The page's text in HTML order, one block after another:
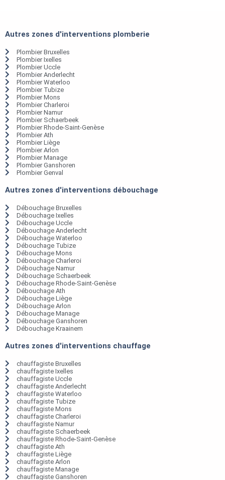
Autres zones d'interventions plomberie
Plombier Bruxelles
Plombier Ixelles
Plombier Uccle
Plombier Anderlecht
Plombier Waterloo
Plombier Tubize
Plombier Mons
Plombier Charleroi
Plombier Namur
Plombier Schaerbeek
Plombier Rhode-Saint-Genèse
Plombier Ath
Plombier Liège
Plombier Arlon
Plombier Manage
Plombier Ganshoren
Plombier Genval
Autres zones d'interventions débouchage
Débouchage Bruxelles
Débouchage Ixelles
Débouchage Uccle
Débouchage Anderlecht
Débouchage Waterloo
Débouchage Tubize
Débouchage Mons
Débouchage Charleroi
Débouchage Namur
Débouchage Schaerbeek
Débouchage Rhode-Saint-Genèse
Débouchage Ath
Débouchage Liège
Débouchage Arlon
Débouchage Manage
Débouchage Ganshoren
Débouchage Kraainem
Autres zones d'interventions chauffage
chauffagiste Bruxelles
chauffagiste Ixelles
chauffagiste Uccle
chauffagiste Anderlecht
chauffagiste Waterloo
chauffagiste Tubize
chauffagiste Mons
chauffagiste Charleroi
chauffagiste Namur
chauffagiste Schaerbeek
chauffagiste Rhode-Saint-Genèse
chauffagiste Ath
chauffagiste Liège
chauffagiste Arlon
chauffagiste Manage
chauffagiste Ganshoren